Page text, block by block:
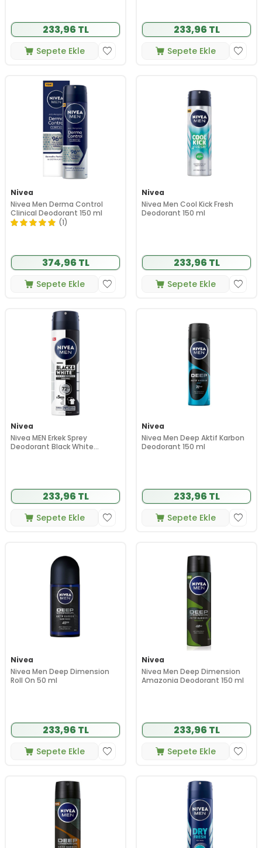
233,96 TL
Sepete Ekle
233,96 TL
Sepete Ekle
Nivea
Nivea Men Derma Control
Clinical Deodorant 150 ml
(1)
374,96 TL
Sepete Ekle
Nivea
Nivea Men Cool Kick Fresh
Deodorant 150 ml
233,96 TL
Sepete Ekle
Nivea
Nivea MEN Erkek Sprey
Deodorant Black White
233,96 TL
Sepete Ekle
Nivea
Nivea Men Deep Aktif Karbon
Deodorant 150 ml
233,96 TL
Sepete Ekle
Nivea
Nivea Men Deep Dimension
Roll On 50 ml
233,96 TL
Sepete Ekle
Nivea
Nivea Men Deep Dimension
Amazonia Deodorant 150 ml
233,96 TL
Sepete Ekle